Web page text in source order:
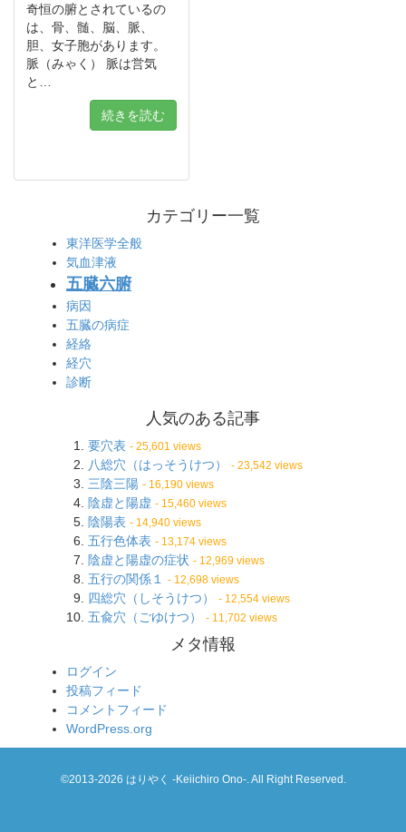
奇恒の腑とされているの
は、骨、髄、脳、脈、
胆、女子胞があります。
脈（みゃく） 脈は営気
と…
続きを読む
カテゴリー一覧
東洋医学全般
気血津液
五臓六腑
病因
五臓の病症
経絡
経穴
診断
人気のある記事
要穴表 - 25,601 views
八総穴（はっそうけつ） - 23,542 views
三陰三陽 - 16,190 views
陰虚と陽虚 - 15,460 views
陰陽表 - 14,940 views
五行色体表 - 13,174 views
陰虚と陽虚の症状 - 12,969 views
五行の関係１ - 12,698 views
四総穴（しそうけつ） - 12,554 views
五兪穴（ごゆけつ） - 11,702 views
メタ情報
ログイン
投稿フィード
コメントフィード
WordPress.org
©2013-2026 はりやく -Keiichiro Ono-. All Right Reserved.